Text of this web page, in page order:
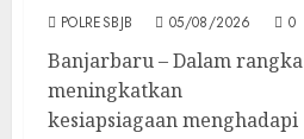
POLRESBJB 05/08/2026 0
Banjarbaru – Dalam rangka
meningkatkan
kesiapsiagaan menghadapi